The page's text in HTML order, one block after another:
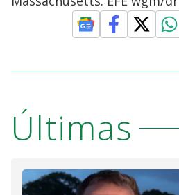
Últimas